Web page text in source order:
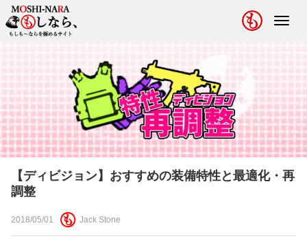
【ディビジョン】おすすめの装備特性と最適化・再
調整
2018/05/01 Jack Stone